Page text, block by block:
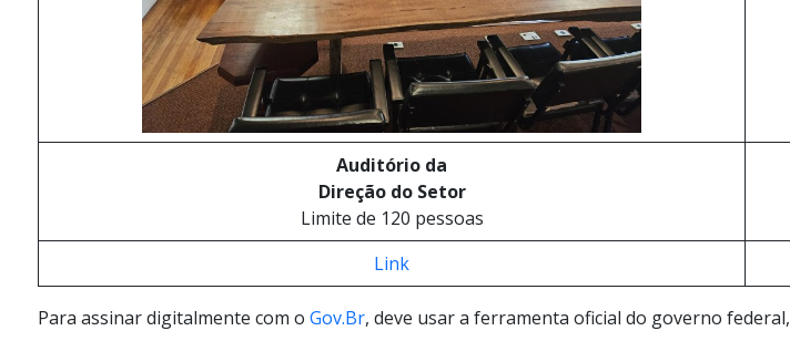
Auditório da
Direção do Setor
Limite de 120 pessoas
Link
Para assinar digitalmente com o Gov.Br, deve usar a ferramenta oficial do governo federal,